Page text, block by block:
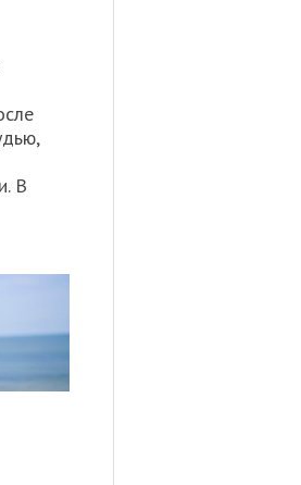
В